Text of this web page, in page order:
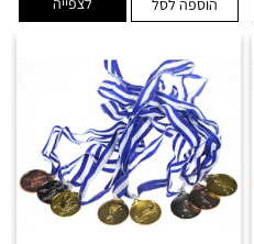
הוספה לסל